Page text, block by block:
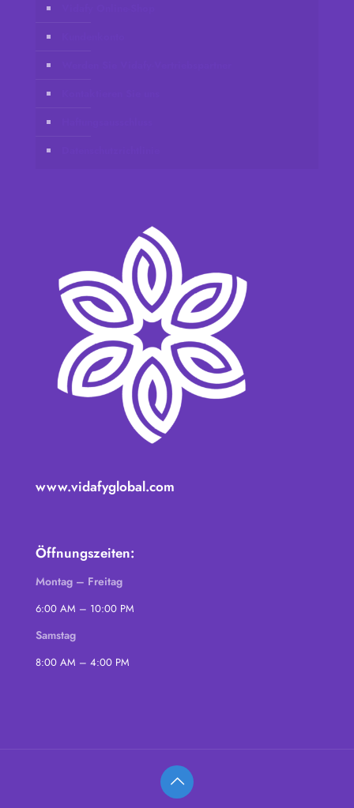
www.vidafyglobal.com
Öffnungszeiten:
Montag – Freitag
6:00 AM – 10:00 PM
Samstag
8:00 AM – 4:00 PM